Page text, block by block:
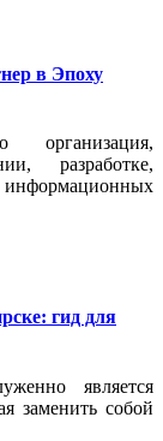
в Эпоху
разработке,
гид для
является
заменить собой